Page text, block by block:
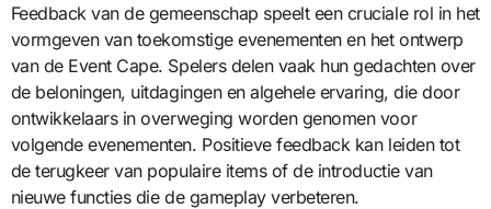
Feedback van de gemeenschap speelt een cruciale rol in het
vormgeven van toekomstige evenementen en het ontwerp
van de Event Cape. Spelers delen vaak hun gedachten over
de beloningen, uitdagingen en algehele ervaring, die door
ontwikkelaars in overweging worden genomen voor
volgende evenementen. Positieve feedback kan leiden tot
de terugkeer van populaire items of de introductie van
nieuwe functies die de gameplay verbeteren.